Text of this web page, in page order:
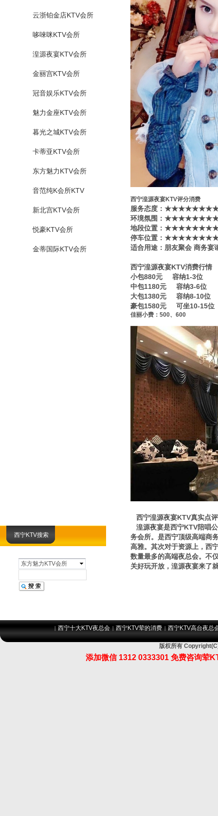
西宁KTV搜索
东方魅力KTV会所
云浙铂金店KTV会所
哆唻咪KTV会所
湟源夜宴KTV会所
金丽宫KTV会所
冠音娱乐KTV会所
魅力金座KTV会所
暮光之城KTV会所
卡蒂亚KTV会所
东方魅力KTV会所
音范纯K会所KTV
新北宫KTV会所
悦豪KTV会所
金蒂国际KTV会所
西宁湟源夜宴KTV评分消费
服务态度：
环境氛围：
地段位置：
停车位置：
适合用途：朋友聚会 商务宴
西宁湟源夜宴KTV消费行情
小包880元 容纳1-3位
中包1180元 容纳3-6位
大包1380元 容纳8-10位
豪包1580元 可坐10-15位
佳丽小费：500、600
西宁湟源夜宴KTV真实点评
湟源夜宴是西宁KTV陪唱
务会所。是西宁顶级高端商
高雅。其次对于资源上，西
数量最多的高端夜总会。不
关好玩开放，湟源夜宴来了
| 西宁十大KTV夜总会 | 西宁KTV荤的消费 | 西宁KTV高台夜总
版权所有
添加微信 1312 0333301 免费咨询荤